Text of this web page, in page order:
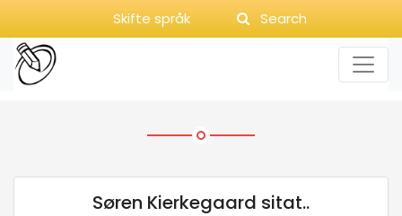
Skifte språk Search
Søren Kierkegaard sitat..